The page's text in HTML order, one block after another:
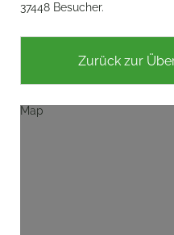
37448 Besucher.
Zurück zur
Map